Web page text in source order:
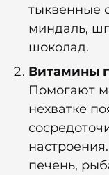
тыквенные
миндаль,
шоколад.
Витамины
Помогают
нехватке
печень,